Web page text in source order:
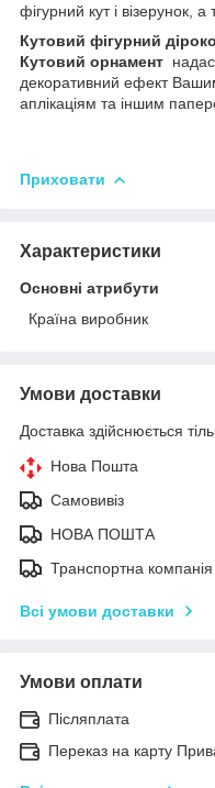
фігурний кут і візерунок,
Кутовий фігурний
Кутовий орнамент
декоративний ефект
аплікаціям та іншим
Приховати
Характеристики
Основні атрибути
Країна виробник
Умови доставки
Доставка здійснюється
Нова Пошта
Самовивіз
НОВА ПОШТА
Транспортна компанія
Всі умови доставки
Умови оплати
Післяплата
Переказ на карту